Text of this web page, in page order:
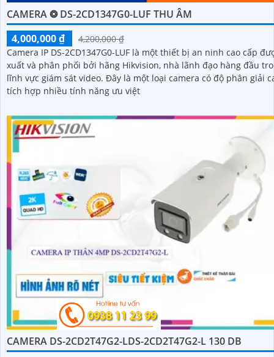
CAMERA ❂ DS-2CD1347G0-LUF THU ÂM
4,000,000 ₫
4,200,000 ₫
Camera IP DS-2CD1347G0-LUF là một thiết bị an ninh cao cấp
xuất và phân phối bởi hãng Hikvision, nhà lãnh đạo hàng đầu
lĩnh vực giám sát video. Đây là một loại camera có độ phân giải cao và
tích hợp nhiều tính năng ưu việt
CAMERA DS-2CD2T47G2-LDS-2CD2T47G2-L 130 DB